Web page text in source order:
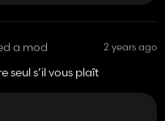
a mod 2 years ago
seul s’il vous plaît